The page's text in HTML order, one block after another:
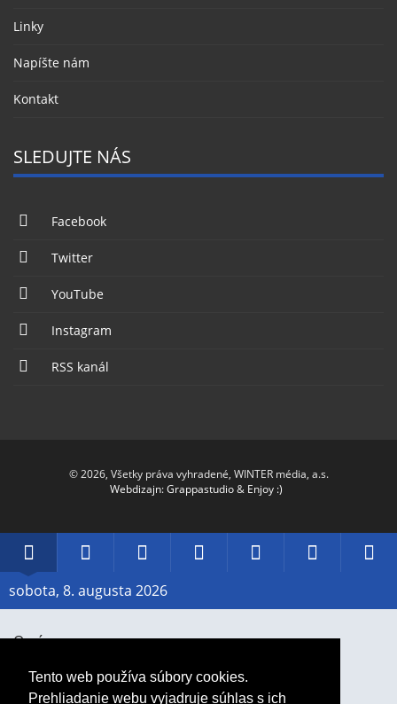
Tento web používa súbory cookies.
Prehliadanie webu vyjadruje súhlas s ich
Linky
Napíšte nám
Kontakt
SLEDUJTE NÁS
Facebook
Twitter
YouTube
Instagram
RSS kanál
© 2026, Všetky práva vyhradené, WINTER média, a.s.
Webdizajn:Grappastudio& Enjoy :)
DátumRádioFacebookTwitterYouTube
sobota, 8. augusta 2026
O nás
Cenník